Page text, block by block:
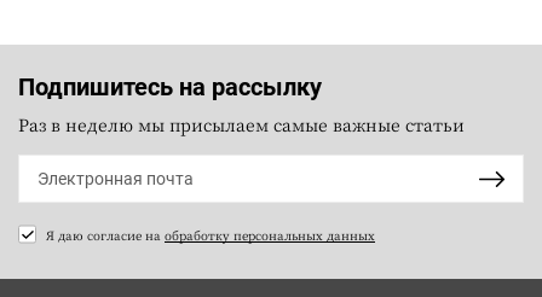
Подпишитесь на рассылку
Раз в неделю мы присылаем самые важные статьи
Я даю согласие на обработку персональных данных